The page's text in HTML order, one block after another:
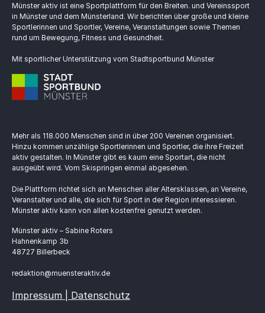
Münster aktiv ist eine Sportplattform für den Breiten. und Vereinssport
in Münster und dem Münsterland. Wir berichten über große und kleine
Sportlerinnen und Sportler, Vereine, Veranstaltungen sowie Themen
rund um Bewegung, Fitness und Gesundheit.
Mit sportlicher Unterstützung vom Stadtsportbund Münster
Mehr als 118.000 Menschen sind in über 200 Vereinen organisiert.
Hinzu kommen unzählige Sportlerinnen und Sportler, die ihre Freizeit
aktiv gestalten. In Münster gibt es kaum eine Sportart, die nicht
ausgeübt wird. Vom Skispringen einmal abgesehen.
Die Plattform richtet sich an Menschen aller Altersklassen, an Vereine,
Veranstalter und alle, die sich für Sport in der Region interessieren.
Münster aktiv kann von allen kostenfrei genutzt werden.
Münster aktiv – Sabine Roters
Hahnenkamp 3b
48727 Billerbeck
redaktion@muensteraktiv.de
Impressum | Datenschutz